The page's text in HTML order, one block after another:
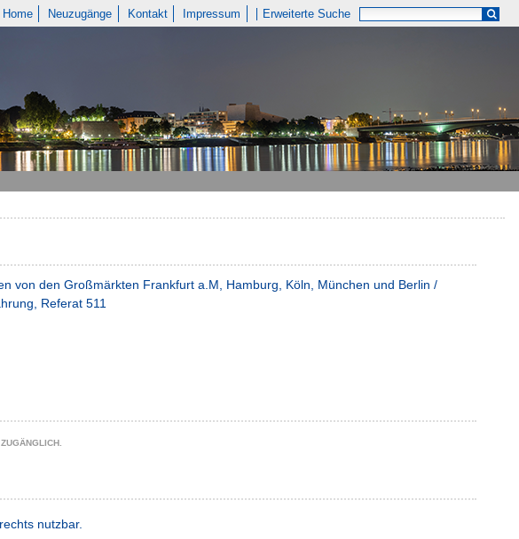
Home Neuzugänge Kontakt Impressum Erweiterte Suche
von den Großmärkten Frankfurt a.M, Hamburg, Köln, München und Berlin /
Referat 511
nutzbar.